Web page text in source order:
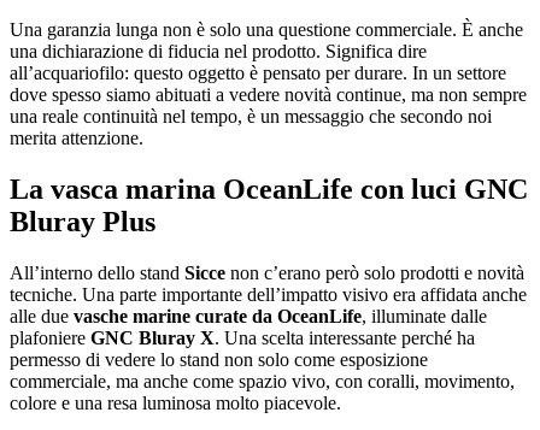
Una garanzia lunga non è solo una questione commerciale. È anche
una dichiarazione di fiducia nel prodotto. Significa dire
all’acquariofilo: questo oggetto è pensato per durare. In un settore
dove spesso siamo abituati a vedere novità continue, ma non sempre
una reale continuità nel tempo, è un messaggio che secondo noi
merita attenzione.
La vasca marina OceanLife con luci GNC
Bluray Plus
All’interno dello stand Sicce non c’erano però solo prodotti e novità
tecniche. Una parte importante dell’impatto visivo era affidata anche
alle due vasche marine curate da OceanLife, illuminate dalle
plafoniere GNC Bluray X. Una scelta interessante perché ha
permesso di vedere lo stand non solo come esposizione
commerciale, ma anche come spazio vivo, con coralli, movimento,
colore e una resa luminosa molto piacevole.